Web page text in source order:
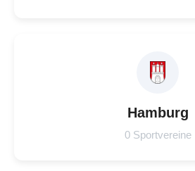
Hamburg
0 Sportvereine